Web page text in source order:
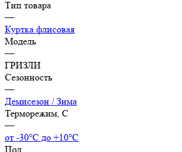
Тип товара
—
Куртка флисовая
Модель
—
ГРИЗЛИ
Сезонность
—
Демисезон / Зима
Терморежим, C
—
от -30°С до +10°С
Пол